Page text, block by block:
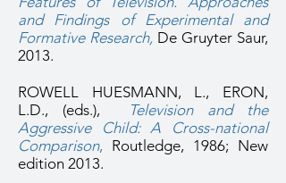
and Findings of Experimental and
Formative Research, De Gruyter Saur,
2013.
ROWELL HUESMANN, L., ERON,
L.D., (eds.),
Television and the
Aggressive Child: A Cross-national
Comparison, Routledge, 1986; New
edition 2013.